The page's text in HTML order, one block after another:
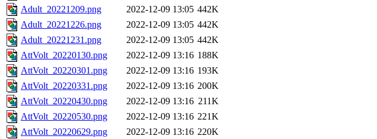
Adult_20221209.png
2022-12-09 13:05 442K
Adult_20221226.png
2022-12-09 13:05 442K
Adult_20221231.png
2022-12-09 13:05 442K
AttVolt_20220130.png
2022-12-09 13:16 188K
AttVolt_20220301.png
2022-12-09 13:16 193K
AttVolt_20220331.png
2022-12-09 13:16 200K
AttVolt_20220430.png
2022-12-09 13:16 211K
AttVolt_20220530.png
2022-12-09 13:16 221K
AttVolt_20220629.png
2022-12-09 13:16 220K